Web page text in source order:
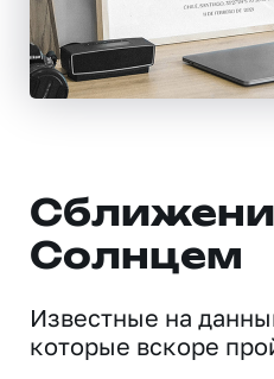
Солнцем
Известные на
которые вскоре